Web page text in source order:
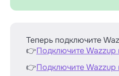
Теперь подключите
👉Подключите Wazzup
👉Подключите Wazzup